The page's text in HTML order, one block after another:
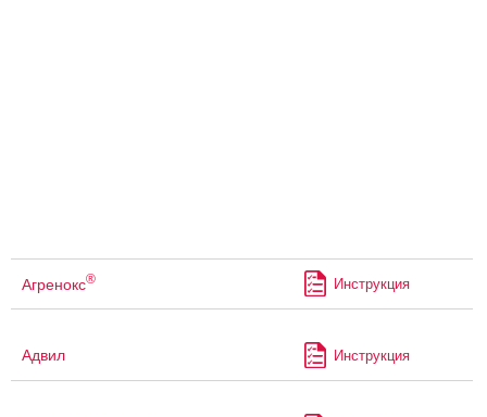
Агренокс® Инструкция
Адвил Инструкция